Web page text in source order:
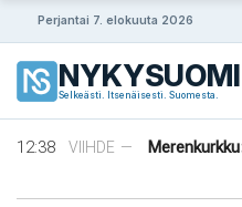
Perjantai 7. elokuuta 2026
NYKYSUOMI
Selkeästi. Itsenäisesti. Suomesta.
14:56 ULKOMAAT —
Puola ja
pysyvistä sotilastukikohdista
14:42
VIIHDE —
Norjalainen
12:38
VIIHDE —
08:33
Tanska